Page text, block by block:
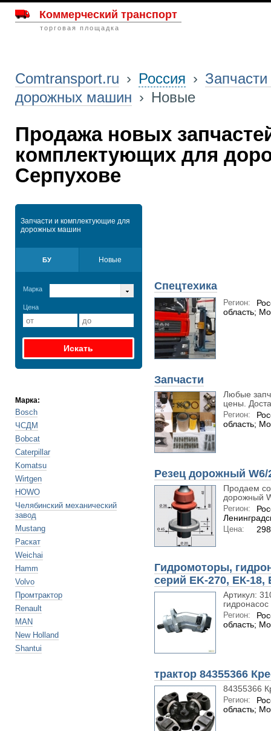
Коммерческий транспорт
торговая площадка
Comtransport.ru › Россия ›
дорожных машин › Новые
Продажа новых
комплектующих для
Серпухове
Запчасти и комплектующие для
дорожных машин
БУ Новые
Марка
Цена
Марка:
Bosch
ЧСДМ
Bobcat
Caterpillar
Komatsu
Wirtgen
HOWO
Челябинский механический
завод
Mustang
Раскат
Weichai
Hamm
Volvo
Промтрактор
Renault
MAN
New Holland
Shantui
Спецтехика
Регион:
область;
Запчасти
Любые
цены.
Регион:
область;
Резец дорожный W6/
Продаем со
дорожный
Регион:
Цена:
Гидромоторы,
серий EK-270, ЕК-18,
Артикул:
Регион:
область;
трактор 84355366
84355366
Регион:
область;